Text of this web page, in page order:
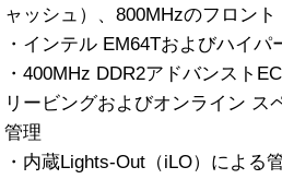
ャッシュ）、800MHzのフロン
・インテル EM64Tおよびハイ
・400MHz DDR2アドバンスト
リービングおよびオンライン ス
管理
・内蔵Lights-Out（iLO）による